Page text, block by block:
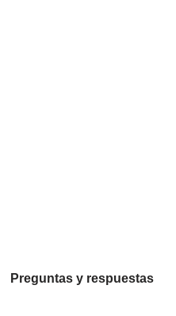
Preguntas y respuestas